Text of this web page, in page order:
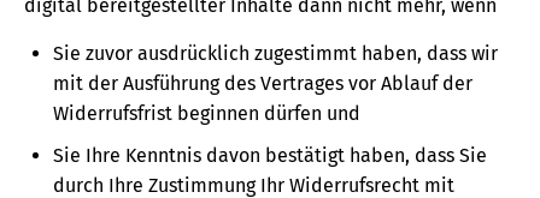
digital bereitgestellter Inhalte dann nicht mehr, wenn
Sie zuvor ausdrücklich zugestimmt haben, dass wir
mit der Ausführung des Vertrages vor Ablauf der
Widerrufsfrist beginnen dürfen und
Sie Ihre Kenntnis davon bestätigt haben, dass Sie
durch Ihre Zustimmung Ihr Widerrufsrecht mit